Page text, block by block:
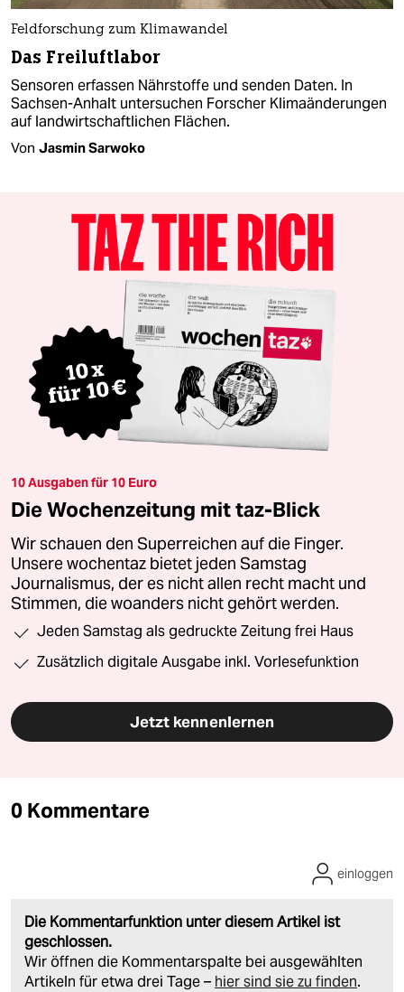
Feldforschung zum Klimawandel
Das Freiluftlabor
Sensoren erfassen Nährstoffe und senden Daten. In
Sachsen-Anhalt untersuchen Forscher Klimaänderungen
auf landwirtschaftlichen Flächen.
Von Jasmin Sarwoko
10 Ausgaben für 10 Euro
Die Wochenzeitung mit taz-Blick
Wir schauen den Superreichen auf die Finger.
Unsere wochentaz bietet jeden Samstag
Journalismus, der es nicht allen recht macht und
Stimmen, die woanders nicht gehört werden.
Jeden Samstag als gedruckte Zeitung frei Haus
Zusätzlich digitale Ausgabe inkl. Vorlesefunktion
Jetzt kennenlernen
0 Kommentare
Die Kommentarfunktion unter diesem Artikel ist
geschlossen.
Wir öffnen die Kommentarspalte bei ausgewählten
Artikeln für etwa drei Tage – hier sind sie zu finden.
einloggen